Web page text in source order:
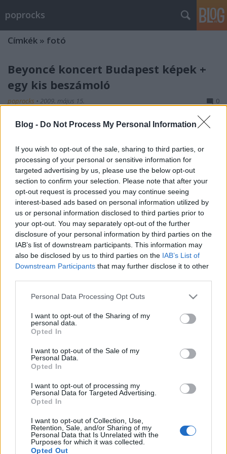
Blog - Do Not Process My Personal Information
If you wish to opt-out of the sale, sharing to third parties, or
processing of your personal or sensitive information for
targeted advertising by us, please use the below opt-out
section to confirm your selection. Please note that after your
opt-out request is processed you may continue seeing
interest-based ads based on personal information utilized by
us or personal information disclosed to third parties prior to
your opt-out. You may separately opt-out of the further
disclosure of your personal information by third parties on the
IAB’s list of downstream participants. This information may
also be disclosed by us to third parties on the IAB’s List of
Downstream Participants that may further disclose it to other
Please note that this website/app uses one or more Google
not limited to your visit or usage behaviour. You may click to
grant or deny consent to Google and its third-party tags to
use your data for below specified purposes in below Google
consent section.
Personal Data Processing Opt Outs
I want to opt-out of the Sharing of my
personal data.
Opted In
I want to opt-out of the Sale of my
Personal Data.
Opted In
I want to opt-out of processing my
Personal Data for Targeted Advertising.
Opted In
I want to opt-out of Collection, Use,
Retention, Sale, and/or Sharing of my
Personal Data that Is Unrelated with the
Purposes for which it was collected.
Opted Out
poprocks
Címkék » fotó
Beyoncé koncert Budapest képek +
egy kis beszámoló
poprocks • 2009. május 15. 0
Mint mostanában mindig, egy kicsit megkésve írom
szeretnék sűríteni. És kb.1 órás fénykép válogatás
után néhány koncert fotót is közzé teszek. Extreme és
elfogult rajongóktól már előre is elnézést kérek, egy
picit…
Beyoncé koncert fotók
poprocks•2009. május 02.
Előzetesbe csak 2 kép, mielött megírom a koncert
beszámolót és megszerkesztem mind a 40 fotót amit
Ac/Dc Budapest fényképek + egy kis
élménybeszámoló
poprocks 2009. március 24.
Megtörtént a nagy nap. A koncert, amire már
októberben elfogyott az összes jegy, dübörögve szólt
az Arénában, kevés rockert hagyva maga mögött
szárazon. A közönségen látszott, hogy csak a
"kemény magnak" sikerült belépőt szereznie,
többen zenekar tagjainak…